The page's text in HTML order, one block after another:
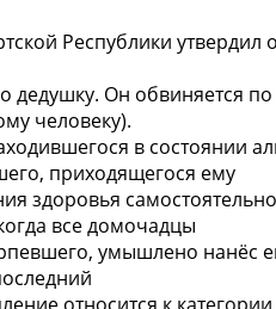
Республики
Он обвиняется по
человеку).
в состоянии
приходящегося ему
здоровья
все домочадцы
умышлено нанёс